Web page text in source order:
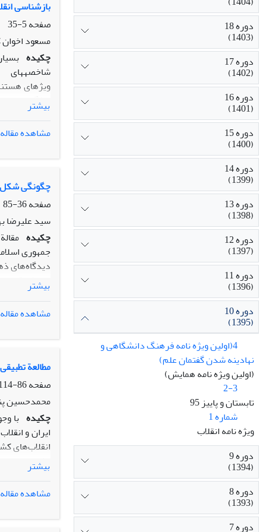
پیامدهای
منطقه خواهد
انقلاب در
در نظریه
مفارقت،
بازشناسی
صفحه5-35
مسعود
چکیده
شاخصه­های
ویژه­ای
ویژگی­هایی
اندکی از
انقلاب­ها را
جامعۀ
هم، پس از
ویژگی­هایی
مطالعه و
بیشتر
مشاهده مقاله
چگونگی شکل
صفحه36-85
سید علیرضا
چکیده
دیدگاه‌های
بر نظریة
اسلامی،
اصل ولایت
بیشتر
مشاهده مقاله
مطالعة
صفحه86-114
محمدحسین
چکیده با
ایران و
انقلاب‌های
تطبیقی
عوامل
برای
بالابردن
بیشتر
مشاهده مقاله
دوره 18
(1403)
دوره 17
(1402)
دوره 16
(1401)
دوره 15
(1400)
دوره 14
(1399)
دوره 13
(1398)
دوره 12
(1397)
دوره 11
(1396)
دوره 10
(1395)
4(اولین ویژه نامه فرهنگ دانشگاهی و
نهادینه شدن گفتمان علم)
(اولین ویژه نامه همایش)
2-3
تابستان و پاییز 95
شماره 1
ویژه نامه انقلاب
دوره 9
(1394)
دوره 8
(1393)
دوره 7